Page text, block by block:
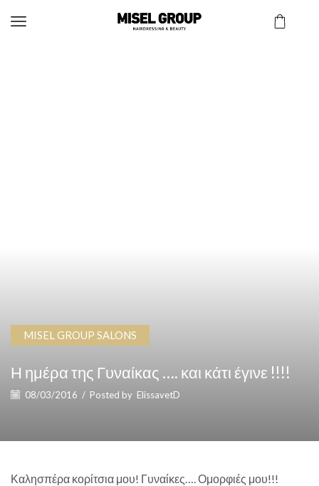
MISEL GROUP SALONS
Η ημέρα της Γυναίκας …. και κάτι έγινε !!!!
08/03/2016 / Posted by ElissavetD
Καλησπέρα κορίτσια μου! Γυναίκες…. Ομορφιές μου!!!